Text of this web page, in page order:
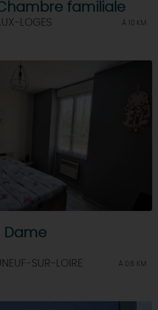
familiale
LOGES À 10 KM
Dame
SUR-LOIRE À 0.6 KM